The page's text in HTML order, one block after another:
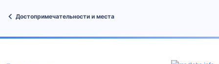
Достопримечательности и места